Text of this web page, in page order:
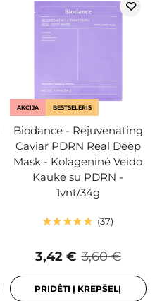
AKCIJA BESTSELERIS
Biodance - Rejuvenating
Caviar PDRN Real Deep
Mask - Kolageninė Veido
Kaukė su PDRN -
1vnt/34g
37
3,60 €
3,42 €
PRIDĖTI Į KREPŠELĮ